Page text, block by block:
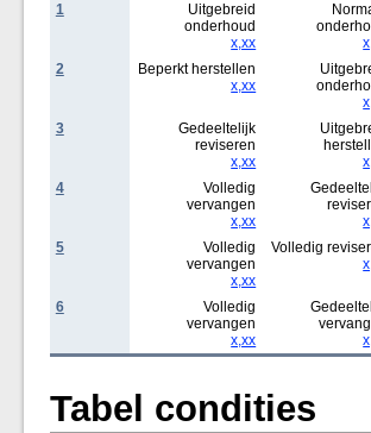
1
Uitgebreid
onderhoud
x,xx
2
Beperkt herstellen
x,xx
3
Gedeeltelijk
reviseren
x,xx
4
Volledig
vervangen
x,xx
5
Volledig
vervangen
x,xx
Volledig
6
Volledig
vervangen
x,xx
Tabel condities